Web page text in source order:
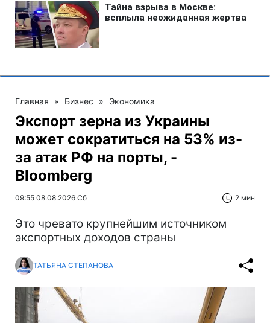
Главная » Бизнес » Экономика
Экспорт зерна из Украины
может сократиться на 53% из-
за атак РФ на порты, -
Bloomberg
09:55 08.08.2026 Сб 2 мин
Это чревато крупнейшим источником
экспортных доходов страны
ТАТЬЯНА СТЕПАНОВА